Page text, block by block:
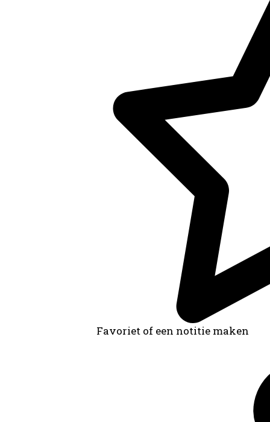
Favoriet of een notitie maken